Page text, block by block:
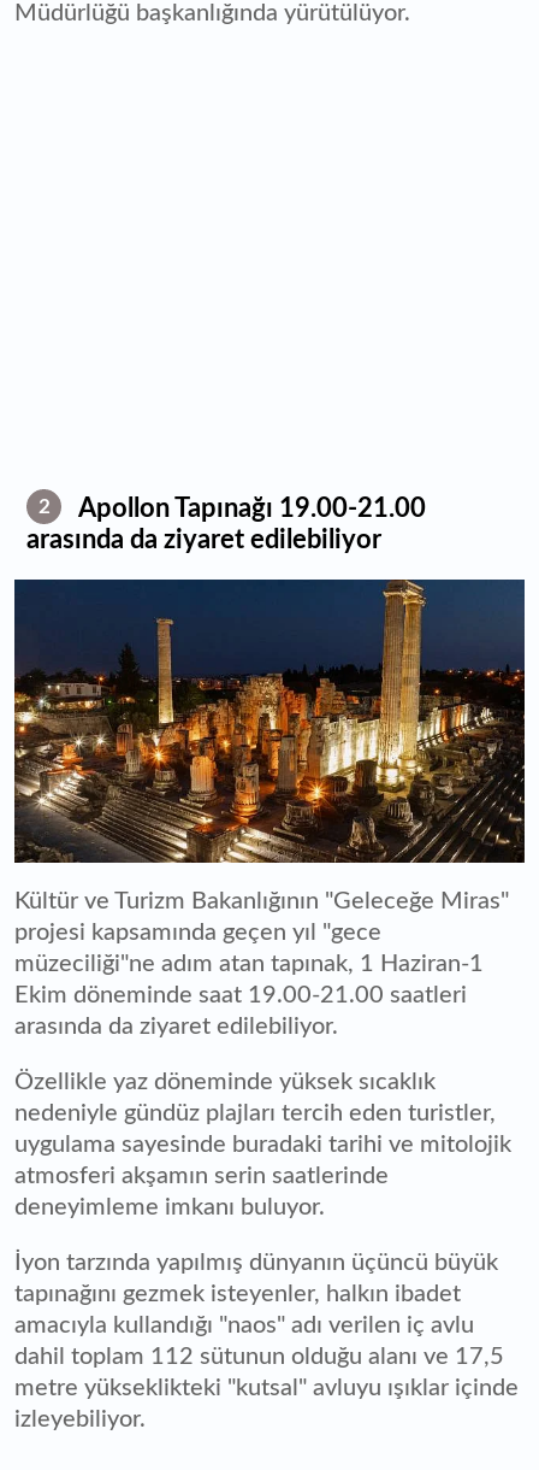
Müdürlüğü başkanlığında yürütülüyor.
2
Apollon Tapınağı 19.00-21.00
arasında da ziyaret edilebiliyor
Kültür ve Turizm Bakanlığının "Geleceğe Miras"
projesi kapsamında geçen yıl "gece
müzeciliği"ne adım atan tapınak, 1 Haziran-1
Ekim döneminde saat 19.00-21.00 saatleri
arasında da ziyaret edilebiliyor.
Özellikle yaz döneminde yüksek sıcaklık
nedeniyle gündüz plajları tercih eden turistler,
uygulama sayesinde buradaki tarihi ve mitolojik
atmosferi akşamın serin saatlerinde
deneyimleme imkanı buluyor.
İyon tarzında yapılmış dünyanın üçüncü büyük
tapınağını gezmek isteyenler, halkın ibadet
amacıyla kullandığı "naos" adı verilen iç avlu
dahil toplam 112 sütunun olduğu alanı ve 17,5
metre yükseklikteki "kutsal" avluyu ışıklar içinde
izleyebiliyor.